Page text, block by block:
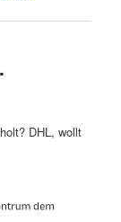
DHL, wollt